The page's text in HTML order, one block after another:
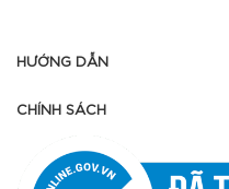
HƯỚNG DẪN
CHÍNH SÁCH